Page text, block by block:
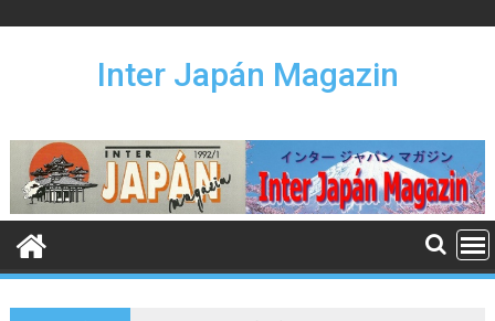
n
e
Inter Japán Magazin